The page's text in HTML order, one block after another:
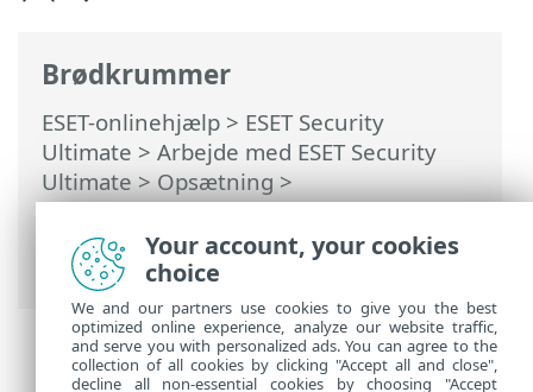
Brødkrummer
ESET-onlinehjælp > ESET Security
Ultimate > Arbejde med ESET Security
Ultimate>Opsætning>
Netværksbeskyttelse>Løsning af
problemer med firewall> Avanceret
logføring for netværksbeskyttelse
Your account, your cookies
choice
We and our partners use cookies to give you the best
optimized online experience, analyze our website traffic,
and serve you with personalized ads. You can agree to the
collection of all cookies by clicking "Accept all and close",
decline all non-essential cookies by choosing "Accept